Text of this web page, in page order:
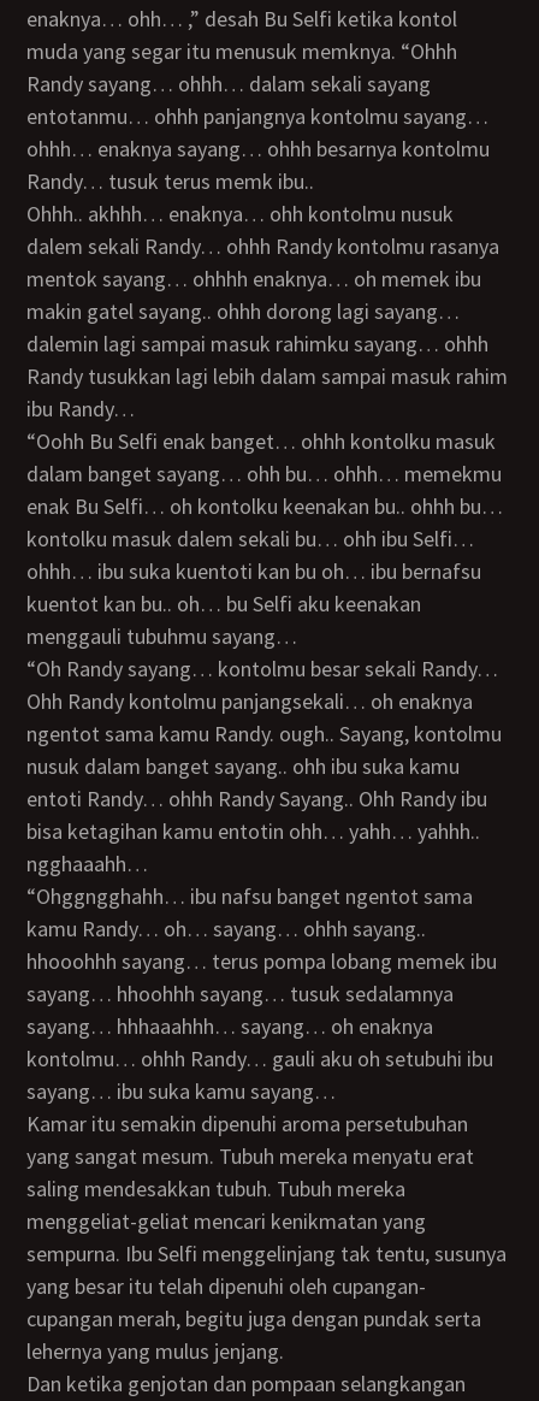
enaknya… ohh… ,” desah Bu Selfi ketika kontol
muda yang segar itu menusuk memknya. “Ohhh
Randy sayang… ohhh… dalam sekali sayang
entotanmu… ohhh panjangnya kontolmu sayang…
ohhh… enaknya sayang… ohhh besarnya kontolmu
Randy… tusuk terus memk ibu..
ohhh.. akhhh… enaknya… ohh kontolmu nusuk
dalem sekali Randy… ohhh Randy kontolmu rasanya
mentok sayang… ohhhh enaknya… oh memek ibu
makin gatel sayang.. ohhh dorong lagi sayang…
dalemin lagi sampai masuk rahimku sayang… ohhh
Randy tusukkan lagi lebih dalam sampai masuk rahim
ibu Randy…
“Oohh Bu Selfi enak banget… ohhh kontolku masuk
dalam banget sayang… ohh bu… ohhh… memekmu
enak Bu Selfi… oh kontolku keenakan bu.. ohhh bu…
kontolku masuk dalem sekali bu… ohh ibu Selfi…
ohhh… ibu suka kuentoti kan bu oh… ibu bernafsu
kuentot kan bu.. oh… bu Selfi aku keenakan
menggauli tubuhmu sayang…
“Oh Randy sayang… kontolmu besar sekali Randy…
Ohh Randy kontolmu panjangsekali… oh enaknya
ngentot sama kamu Randy. ough.. Sayang, kontolmu
nusuk dalam banget sayang.. ohh ibu suka kamu
entoti Randy… ohhh Randy Sayang.. Ohh Randy ibu
bisa ketagihan kamu entotin ohh… yahh… yahhh..
ngghaaahh…
“Ohggngghahh… ibu nafsu banget ngentot sama
kamu Randy… oh… sayang… ohhh sayang..
hhooohhh sayang… terus pompa lobang memek ibu
sayang… hhoohhh sayang… tusuk sedalamnya
sayang… hhhaaahhh… sayang… oh enaknya
kontolmu… ohhh Randy… gauli aku oh setubuhi ibu
sayang… ibu suka kamu sayang…
Kamar itu semakin dipenuhi aroma persetubuhan
yang sangat mesum. Tubuh mereka menyatu erat
saling mendesakkan tubuh. Tubuh mereka
menggeliat-geliat mencari kenikmatan yang
sempurna. Ibu Selfi menggelinjang tak tentu, susunya
yang besar itu telah dipenuhi oleh cupangan-
cupangan merah, begitu juga dengan pundak serta
lehernya yang mulus jenjang.
Dan ketika genjotan dan pompaan selangkangan